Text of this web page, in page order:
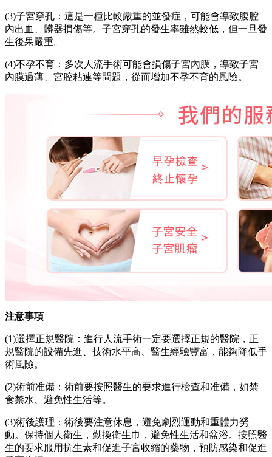
(3)子宮穿孔：這是一種比較嚴重的並發症，可能會導致腹腔
內出血、髒器損傷等。子宮穿孔的發生率雖然較低，但一旦發
生後果嚴重。
(4)不孕不育：多次人流手術可能會損傷子宮內膜，導致子宮
內膜過薄、宮腔粘連等問題，從而增加不孕不育的風險。
注意事項
(1)選擇正規醫院：進行人流手術一定要選擇正規的醫院，正
規醫院的設備先進、技術水平高、醫生經驗豐富，能夠降低手
術風險。
(2)術前准備：術前要按照醫生的要求進行檢查和准備，如禁
食禁水、避免性生活等。
(3)術後護理：術後要注意休息，避免劇烈運動和重體力勞
動。保持個人衛生，勤換衛生巾，避免性生活和盆浴。按照醫
生的要求服用抗生素和促進子宮收縮的藥物，預防感染和促進